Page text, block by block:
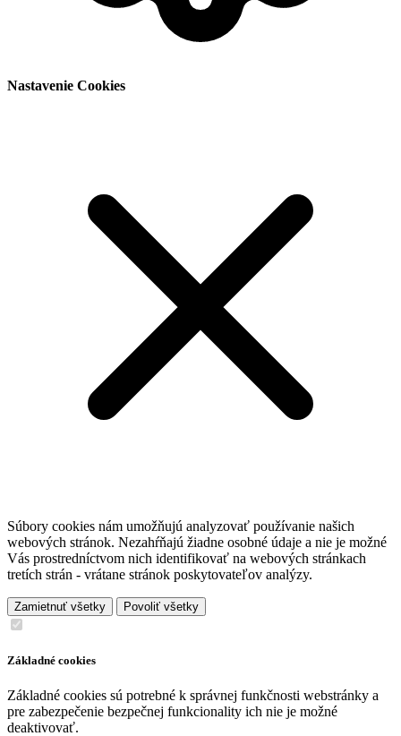
Nastavenie Cookies
Súbory cookies nám umožňujú analyzovať používanie našich
webových stránok. Nezahŕňajú žiadne osobné údaje a nie je možné
Vás prostredníctvom nich identifikovať na webových stránkach
tretích strán - vrátane stránok poskytovateľov analýzy.
Zamietnuť všetky Povoliť všetky
Základné cookies
Základné cookies sú potrebné k správnej funkčnosti webstránky a
pre zabezpečenie bezpečnej funkcionality ich nie je možné
deaktivovať.